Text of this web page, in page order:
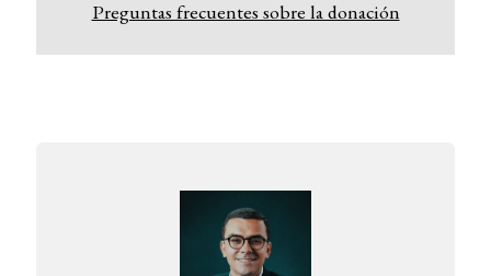
Preguntas frecuentes sobre la donación